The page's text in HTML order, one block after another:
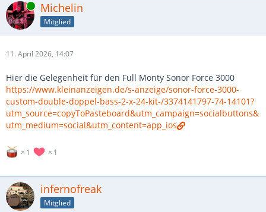
Online Michelin
Mitglied
11. April 2026, 14:07
Hier die Gelegenheit für den Full Monty Sonor Force 3000
https://www.kleinanzeigen.de/s-anzeige/sonor-force-3000-
custom-double-doppel-bass-2-x-24-kit-/3374141797-74-14101?
utm_source=copyToPasteboard&utm_campaign=socialbuttons&
utm_medium=social&utm_content=app_ios
1 1
infernofreak
Mitglied